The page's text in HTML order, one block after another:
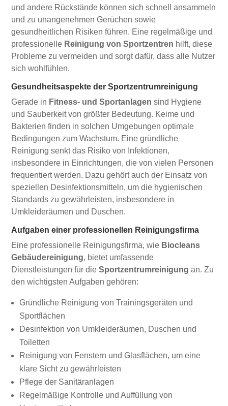
und andere Rückstände können sich schnell ansammeln
und zu unangenehmen Gerüchen sowie
gesundheitlichen Risiken führen. Eine regelmäßige und
professionelle Reinigung von Sportzentren hilft, diese
Probleme zu vermeiden und sorgt dafür, dass alle Nutzer
sich wohlfühlen.
Gesundheitsaspekte der Sportzentrumreinigung
Gerade in Fitness- und Sportanlagen sind Hygiene
und Sauberkeit von größter Bedeutung. Keime und
Bakterien finden in solchen Umgebungen optimale
Bedingungen zum Wachstum. Eine gründliche
Reinigung senkt das Risiko von Infektionen,
insbesondere in Einrichtungen, die von vielen Personen
frequentiert werden. Dazu gehört auch der Einsatz von
speziellen Desinfektionsmitteln, um die hygienischen
Standards zu gewährleisten, insbesondere in
Umkleideräumen und Duschen.
Aufgaben einer professionellen Reinigungsfirma
Eine professionelle Reinigungsfirma, wie Biocleans
Gebäudereinigung, bietet umfassende
Dienstleistungen für dieSportzentrumreinigung an. Zu
den wichtigsten Aufgaben gehören:
Gründliche Reinigung von Trainingsgeräten und
Sportflächen
Desinfektion von Umkleideräumen, Duschen und
Toiletten
Reinigung von Fenstern und Glasflächen, um eine
klare Sicht zu gewährleisten
Pflege der Sanitäranlagen
Regelmäßige Kontrolle und Auffüllung von